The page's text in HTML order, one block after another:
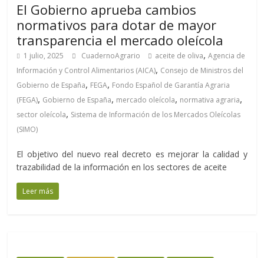
El Gobierno aprueba cambios
normativos para dotar de mayor
transparencia el mercado oleícola
1 julio, 2025 CuadernoAgrario aceite de oliva,Agencia de
Información y Control Alimentarios (AICA), Consejo de Ministros del
Gobierno de España, FEGA, Fondo Español de Garantía Agraria
(FEGA), Gobierno de España, mercado oleícola, normativa agraria,
sector oleícola, Sistema de Información de los Mercados Oleícolas
(SIMO)
El objetivo del nuevo real decreto es mejorar la calidad y
trazabilidad de la información en los sectores de aceite
Leer más